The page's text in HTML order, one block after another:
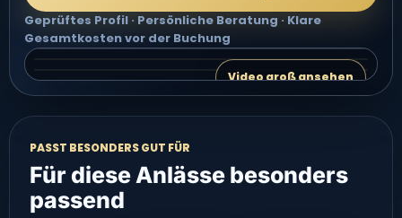
Geprüftes Profil · Persönliche Beratung · Klare
Gesamtkosten vor der Buchung
Video groß ansehen
Video 2 groß ansehen
VIDEO 3
PASST BESONDERS GUT FÜR
Für diese Anlässe besonders
passend